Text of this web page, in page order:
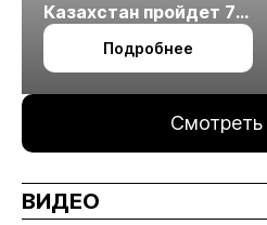
Казахстан пройдет 7
октября в Алматы
Подробнее
Смотреть
ВИДЕО